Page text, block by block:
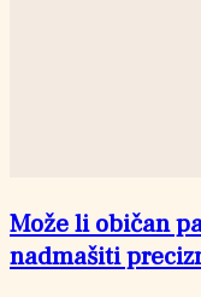
Može li običan
nadmašiti